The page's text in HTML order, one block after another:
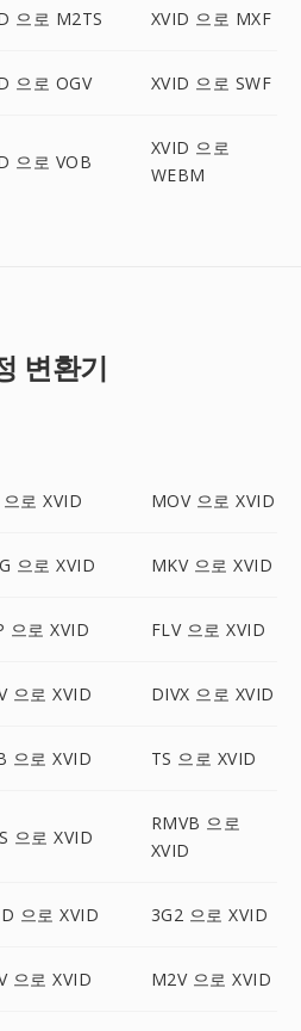
으로 M2TS XVID 으로 MXF
으로 OGV XVID 으로 SWF
으로 VOB
XVID 으로
WEBM
변환기
로 XVID MOV 으로 XVID
으로 XVID MKV 으로 XVID
으로 XVID FLV 으로 XVID
으로 XVID DIVX 으로 XVID
으로 XVID TS 으로 XVID
으로 XVID
RMVB 으로
XVID
으로 XVID 3G2 으로 XVID
으로 XVID M2V 으로 XVID